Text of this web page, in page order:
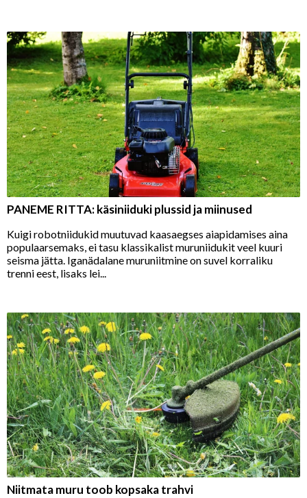
PANEME RITTA: käsiniiduki plussid ja miinused
Kuigi robotniidukid muutuvad kaasaegses aiapidamises aina
populaarsemaks, ei tasu klassikalist muruniidukit veel kuuri
seisma jätta. Iganädalane muruniitmine on suvel korraliku
trenni eest, lisaks lei...
Niitmata muru toob kopsaka trahvi